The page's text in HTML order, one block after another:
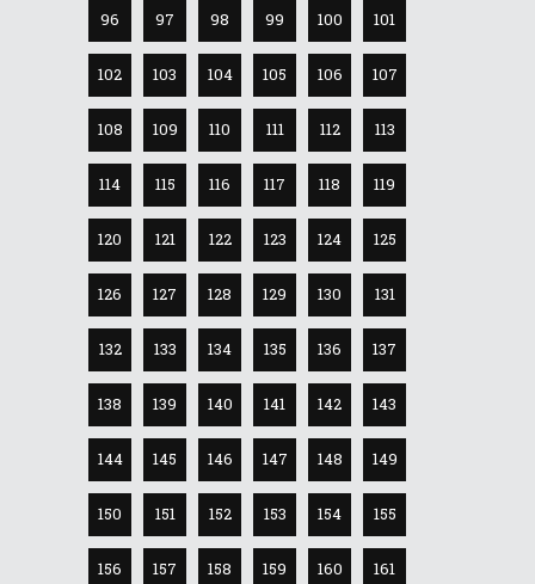
96 97 98 99 100 101
102 103 104 105 106 107
108 109 110 111 112 113
114 115 116 117 118 119
120 121 122 123 124 125
126 127 128 129 130 131
132 133 134 135 136 137
138 139 140 141 142 143
144 145 146 147 148 149
150 151 152 153 154 155
156 157 158 159 160 161